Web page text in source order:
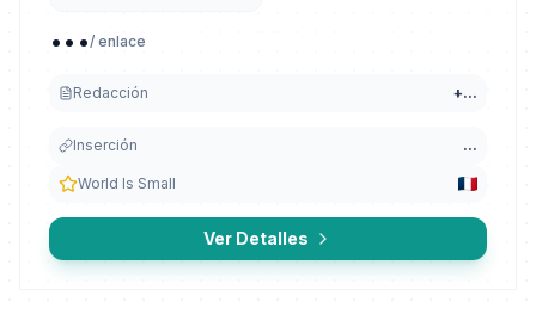
.../ enlace
Redacción +...
Inserción ...
World Is Small
Ver Detalles